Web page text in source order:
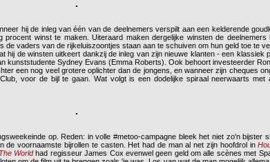
hij de inleg van één van de deelnemers verspilt aan een kelderende
winst te maken. Uiteraard maken dergelijke winsten de deelnemers
de vaders van de rijkeluiszoontjes staan aan te schuiven om hun geld toe te
hij de winsten uitkeert dankzij de inleg van zijn nieuwe klanten - een klassiek
kunststudente Sydney Evans (Emma Roberts). Ook behoort investeerder
een nog veel grotere oplichter dan de jongens, en wanneer zijn cheques
voor de bijl te gaan. Wat volgt is een dodelijke spiraal neerwaarts met
op. Reden: in volle #metoo-campagne bleek het niet zo'n bijster
de voornaamste bijrollen te casten. Het had de man al net zijn hoofdrol in
Worldhad regisseur James Cox evenwel geen geld om alle scènes met